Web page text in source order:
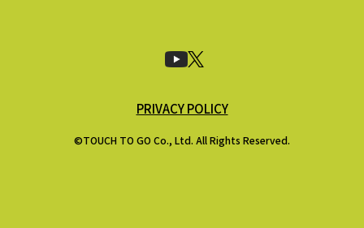
PRIVACY POLICY
©TOUCH TO GO Co., Ltd. All Rights Reserved.